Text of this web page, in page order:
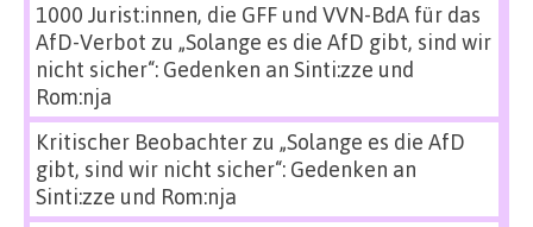
1000 Jurist:innen, die GFF und VVN-BdA für das
AfD-Verbot zu „Solange es die AfD gibt, sind wir
nicht sicher“: Gedenken an Sinti:zze und
Rom:nja
Kritischer Beobachterzu „Solange es die AfD
gibt, sind wir nicht sicher“: Gedenken an
Sinti:zze und Rom:nja